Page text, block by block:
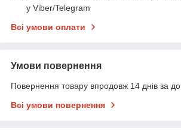
у Viber/Telegram
Всі умови оплати
Умови повернення
Повернення товару впродовж 14 днів за
Всі умови повернення